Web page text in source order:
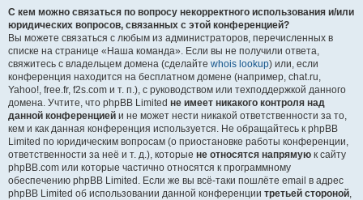
С кем можно связаться по вопросу некорректного использования и/или
юридических вопросов, связанных с этой конференцией?
Вы можете связаться с любым из администраторов, перечисленных в
списке на странице «Наша команда». Если вы не получили ответа,
свяжитесь с владельцем домена (сделайте whois lookup) или, если
конференция находится на бесплатном домене (например, chat.ru,
Yahoo!, free.fr, f2s.com и т. п.), с руководством или техподдержкой данного
домена. Учтите, что phpBB Limited не имеет никакого контроля над
данной конференцией и не может нести никакой ответственности за то,
кем и как данная конференция используется. Не обращайтесь к phpBB
Limited по юридическим вопросам (о приостановке работы конференции,
ответственности за неё и т. д.), которые не относятся напрямую к сайту
phpBB.com или которые частично относятся к программному
обеспечению phpBB Limited. Если же вы всё-таки пошлёте email в адрес
phpBB Limited об использовании данной конференции третьей стороной,